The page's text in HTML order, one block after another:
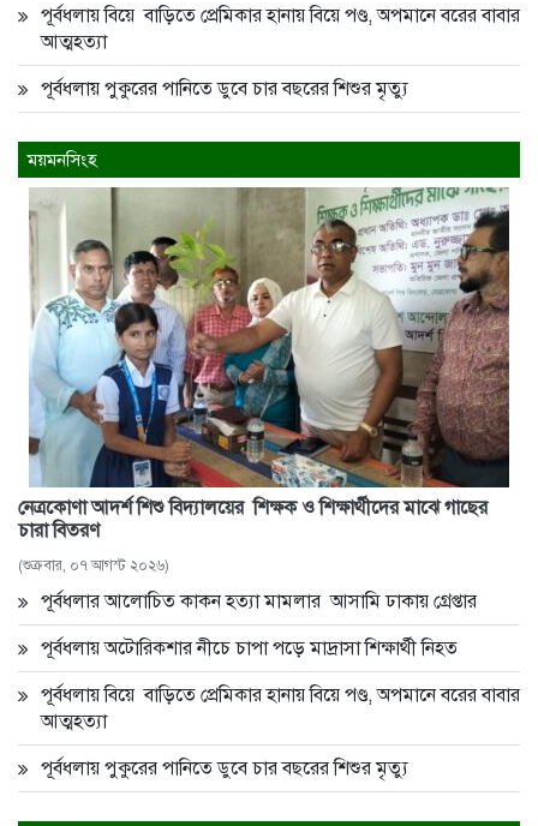
পূর্বধলায় বিয়ে বাড়িতে প্রেমিকার হানায় বিয়ে পণ্ড, অপমানে বরের বাবার
আত্মহত্যা
পূর্বধলায় পুকুরের পানিতে ডুবে চার বছরের শিশুর মৃত্যু
ময়মনসিংহ
নেত্রকোণা আদর্শ শিশু বিদ্যালয়ের শিক্ষক ও শিক্ষার্থীদের মাঝে গাছের
চারা বিতরণ
(শুক্রবার, ০৭ আগস্ট ২০২৬)
পূর্বধলার আলোচিত কাকন হত্যা মামলার আসামি ঢাকায় গ্রেপ্তার
পূর্বধলায় অটোরিকশার নীচে চাপা পড়ে মাদ্রাসা শিক্ষার্থী নিহত
পূর্বধলায় বিয়ে বাড়িতে প্রেমিকার হানায় বিয়ে পণ্ড, অপমানে বরের বাবার
আত্মহত্যা
পূর্বধলায় পুকুরের পানিতে ডুবে চার বছরের শিশুর মৃত্যু